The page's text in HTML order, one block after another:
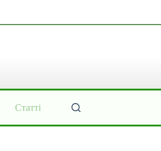
Статті